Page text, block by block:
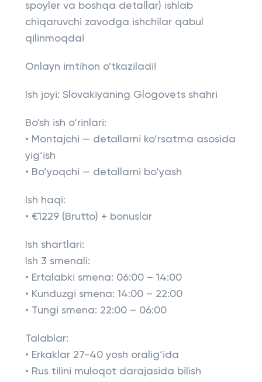
spoyler va boshqa detallar) ishlab
chiqaruvchi zavodga ishchilar qabul
qilinmoqda!
Onlayn imtihon o'tkaziladi!
Ish joyi: Slovakiyaning Glogovets shahri
Bo'sh ish o‘rinlari:
• Montajchi — detallarni ko‘rsatma asosida
yig‘ish
• Bo‘yoqchi — detallarni bo‘yash
Ish haqi:
• €1229 (Brutto) + bonuslar
Ish shartlari:
Ish 3 smenali:
• Ertalabki smena: 06:00 – 14:00
• Kunduzgi smena: 14:00 – 22:00
• Tungi smena: 22:00 – 06:00
Talablar:
• Erkaklar 27-40 yosh oralig‘ida
• Rus tilini muloqot darajasida bilish